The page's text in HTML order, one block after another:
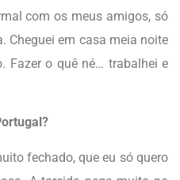
com os meus amigos, só
Cheguei em casa meia noite
Fazer o quê né… trabalhei e
fechado, que eu só quero